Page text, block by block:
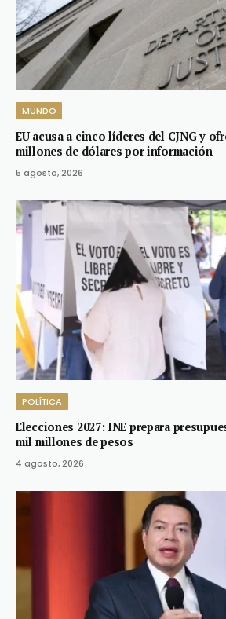
MUNDO
EU acusa a cinco líderes del CJNG y
millones de dólares por información
5 agosto, 2026
POLÍTICA
Elecciones 2027: INE prepara
mil millones de pesos
4 agosto, 2026